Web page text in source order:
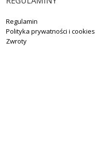
Regulamin
Polityka prywatności i cookies
Zwroty